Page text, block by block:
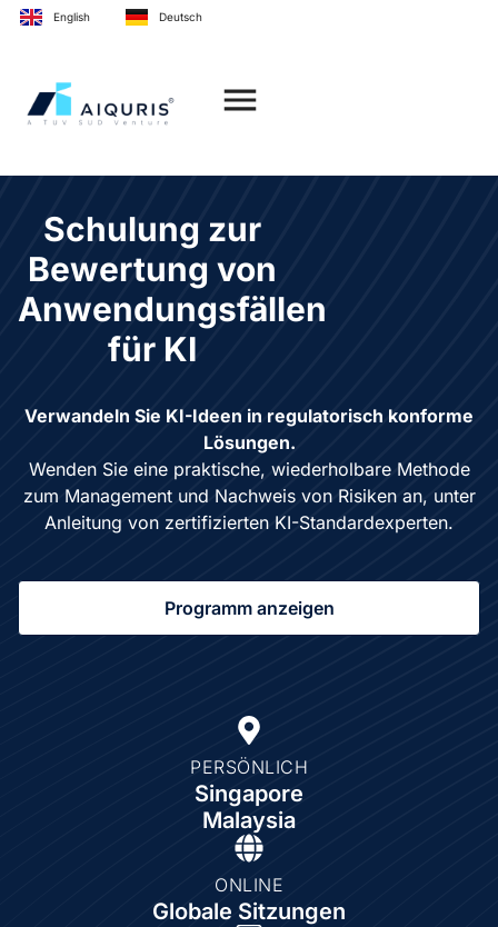
springen
English Deutsch
Schulung zur
Bewertung von
Anwendungsfällen
für KI
Verwandeln Sie KI-Ideen in regulatorisch konforme
Lösungen.
Wenden Sie eine praktische, wiederholbare Methode
zum Management und Nachweis von Risiken an, unter
Anleitung von zertifizierten KI-Standardexperten.
Programm anzeigen
PERSÖNLICH
Singapore
Malaysia
ONLINE
Globale Sitzungen